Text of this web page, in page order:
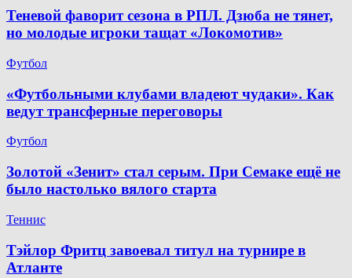
Теневой фаворит сезона в РПЛ. Дзюба не тянет,
но молодые игроки тащат «Локомотив»
Футбол
«Футбольными клубами владеют чудаки». Как
ведут трансферные переговоры
Футбол
Золотой «Зенит» стал серым. При Семаке ещё не
было настолько вялого старта
Теннис
Тэйлор Фритц завоевал титул на турнире в
Атланте